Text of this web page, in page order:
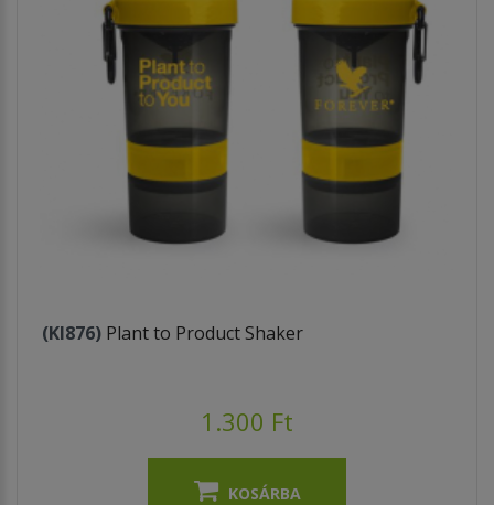
(KI876) Plant to Product Shaker
1.300 Ft
KOSÁRBA